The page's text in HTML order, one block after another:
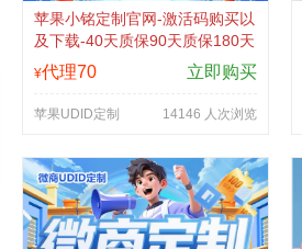
苹果小铭定制官网-激活码购买以
及下载-40天质保90天质保180天
质保330天质保-不退换
¥代理70 立即购买
苹果UDID定制 14146 人次浏览